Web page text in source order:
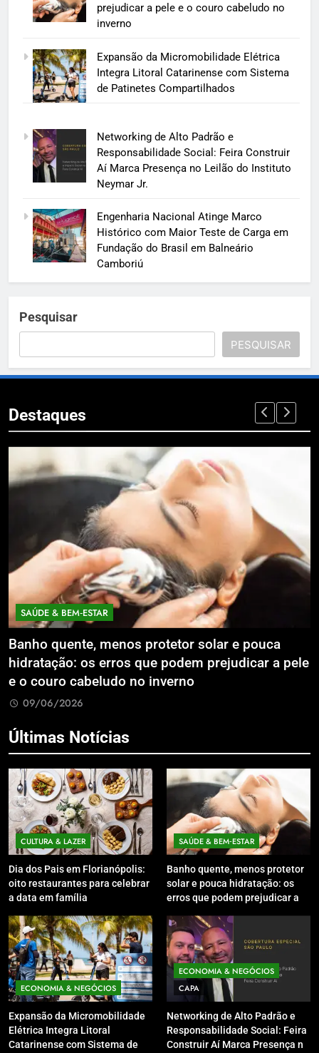
prejudicar a pele e o couro cabeludo no
inverno
Expansão da Micromobilidade Elétrica
Integra Litoral Catarinense com Sistema
de Patinetes Compartilhados
Networking de Alto Padrão e
Responsabilidade Social: Feira Construir
Aí Marca Presença no Leilão do Instituto
Neymar Jr.
Engenharia Nacional Atinge Marco
Histórico com Maior Teste de Carga em
Fundação do Brasil em Balneário
Camboriú
Pesquisar
PESQUISAR
Destaques
SAÚDE & BEM‑ESTAR
Banho quente, menos protetor solar e pouca
hidratação: os erros que podem prejudicar a pele
e o couro cabeludo no inverno
09/06/2026
Últimas Notícias
CULTURA & LAZER
Dia dos Pais em Florianópolis:
oito restaurantes para celebrar
a data em família
SAÚDE & BEM‑ESTAR
Banho quente, menos protetor
solar e pouca hidratação: os
erros que podem prejudicar a
inverno
ECONOMIA & NEGÓCIOS
Expansão da Micromobilidade
Elétrica Integra Litoral
Catarinense com Sistema de
ECONOMIA & NEGÓCIOS
CAPA
Networking de Alto Padrão e
Responsabilidade Social: Feira
Construir Aí Marca Presença no